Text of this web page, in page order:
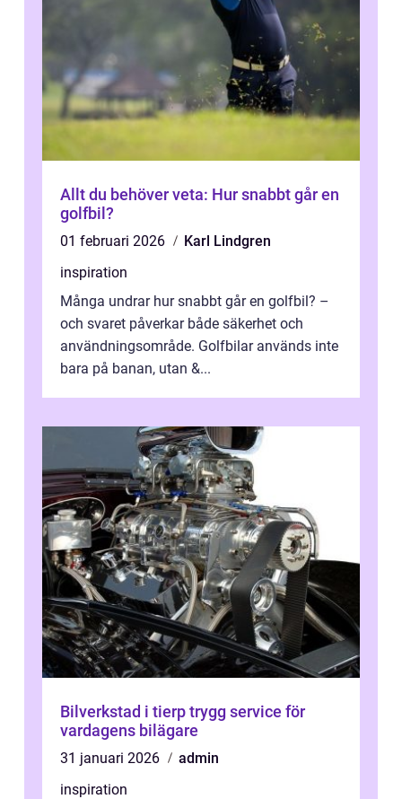
Allt du behöver veta: Hur snabbt går en
golfbil?
01 februari 2026
Karl Lindgren
inspiration
Många undrar hur snabbt går en golfbil? –
och svaret påverkar både säkerhet och
användningsområde. Golfbilar används inte
bara på banan, utan &...
Bilverkstad i tierp trygg service för
vardagens bilägare
31 januari 2026
admin
inspiration